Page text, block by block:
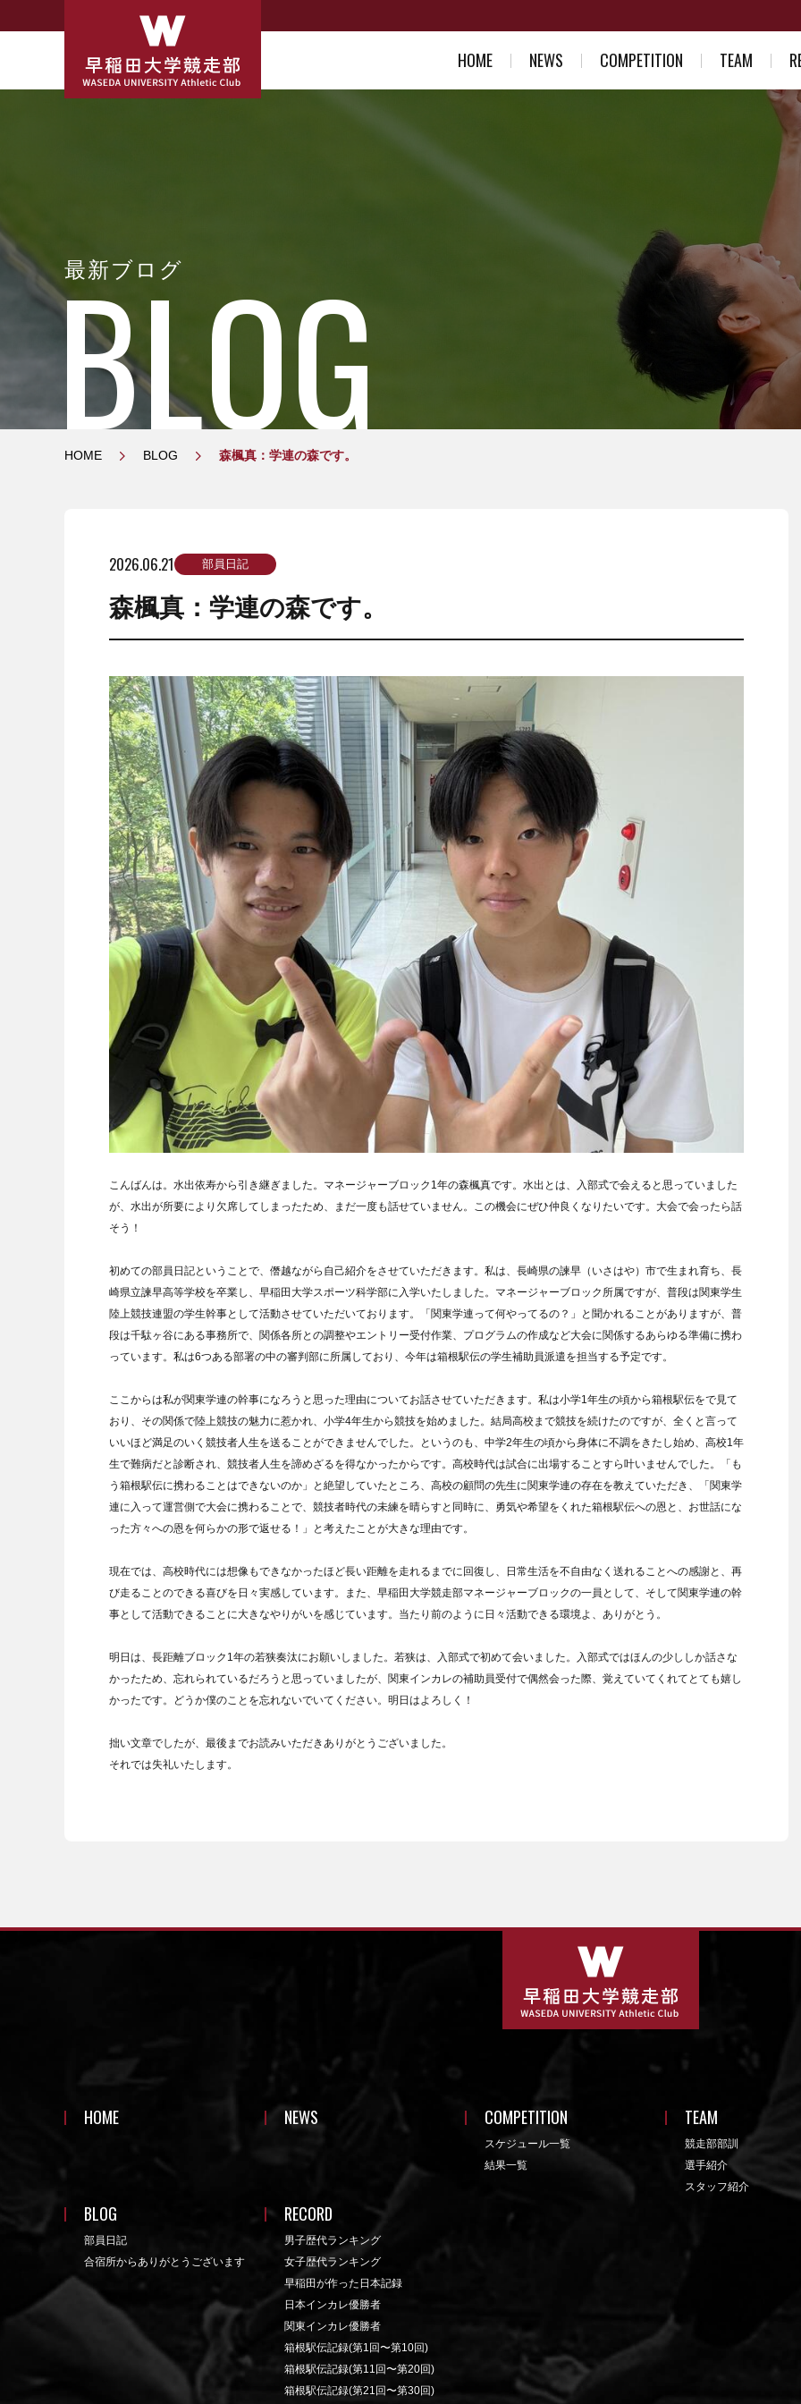
HOME NEWS COMPETITION TEAM
スタッフ紹介
入部を考
競走部へ
最新ブログ
HOME BLOG 森楓真：学連の森です。
2026.06.21 部員日記
森楓真：学連の森です。
こんばんは。水出依寿から引き継ぎました。マネージャーブロック1年の森楓真です。水出とは、入部式で会えると思っていました
が、水出が所要により欠席してしまったため、まだ一度も話せていません。この機会にぜひ仲良くなりたいです。大会で会ったら話
そう！
初めての部員日記ということで、僭越ながら自己紹介をさせていただきます。私は、長崎県の諫早（いさはや）市で生まれ育ち、長
崎県立諫早高等学校を卒業し、早稲田大学スポーツ科学部に入学いたしました。マネージャーブロック所属ですが、普段は関東学生
陸上競技連盟の学生幹事として活動させていただいております。「関東学連って何やってるの？」と聞かれることがありますが、普
段は千駄ヶ谷にある事務所で、関係各所との調整やエントリー受付作業、プログラムの作成など大会に関係するあらゆる準備に携わ
っています。私は6つある部署の中の審判部に所属しており、今年は箱根駅伝の学生補助員派遣を担当する予定です。
ここからは私が関東学連の幹事になろうと思った理由についてお話させていただきます。私は小学1年生の頃から箱根駅伝をで見て
おり、その関係で陸上競技の魅力に惹かれ、小学4年生から競技を始めました。結局高校まで競技を続けたのですが、全くと言って
いいほど満足のいく競技者人生を送ることができませんでした。というのも、中学2年生の頃から身体に不調をきたし始め、高校1年
生で難病だと診断され、競技者人生を諦めざるを得なかったからです。高校時代は試合に出場することすら叶いませんでした。「も
う箱根駅伝に携わることはできないのか」と絶望していたところ、高校の顧問の先生に関東学連の存在を教えていただき、「関東学
連に入って運営側で大会に携わることで、競技者時代の未練を晴らすと同時に、勇気や希望をくれた箱根駅伝への恩と、お世話にな
った方々への恩を何らかの形で返せる！」と考えたことが大きな理由です。
現在では、高校時代には想像もできなかったほど長い距離を走れるまでに回復し、日常生活を不自由なく送れることへの感謝と、再
び走ることのできる喜びを日々実感しています。また、早稲田大学競走部マネージャーブロックの一員として、そして関東学連の幹
事として活動できることに大きなやりがいを感じています。当たり前のように日々活動できる環境よ、ありがとう。
明日は、長距離ブロック1年の若狭奏汰にお願いしました。若狭は、入部式で初めて会いました。入部式ではほんの少ししか話さな
かったため、忘れられているだろうと思っていましたが、関東インカレの補助員受付で偶然会った際、覚えていてくれてとても嬉し
かったです。どうか僕のことを忘れないでいてください。明日はよろしく！
拙い文章でしたが、最後までお読みいただきありがとうございました。
それでは失礼いたします。
HOME NEWS COMPETITION
スケジュール一覧
結果一覧
TEAM
競走部部訓
選手紹介
スタッフ紹介
BLOG
部員日記
合宿所からありがとうございます
RECORD
男子歴代ランキング
女子歴代ランキング
早稲田が作った日本記録
日本インカレ優勝者
関東インカレ優勝者
箱根駅伝記録(第1回〜第10回)
箱根駅伝記録(第11回〜第20回)
箱根駅伝記録(第21回〜第30回)